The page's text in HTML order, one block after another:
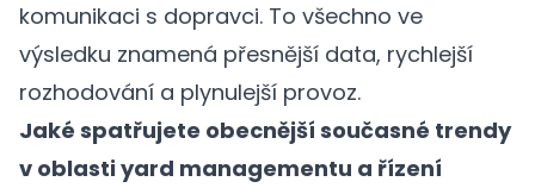
komunikaci s dopravci. To všechno ve
výsledku znamená přesnější data, rychlejší
rozhodování a plynulejší provoz.
Jaké spatřujete obecnější současné trendy
v oblasti yard managementu a řízení